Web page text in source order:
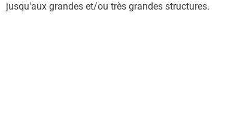
jusqu'aux grandes et/ou très grandes structures.